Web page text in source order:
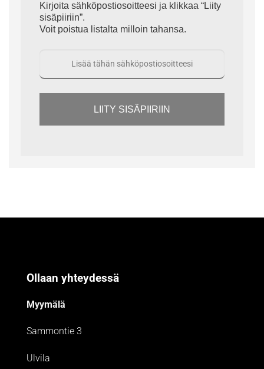
Kirjoita sähköpostiosoitteesi ja klikkaa “Liity
sisäpiiriin”.
Voit poistua listalta milloin tahansa.
LIITY SISÄPIIRIIN
Ollaan yhteydessä
Myymälä
Sammontie 3
Ulvila